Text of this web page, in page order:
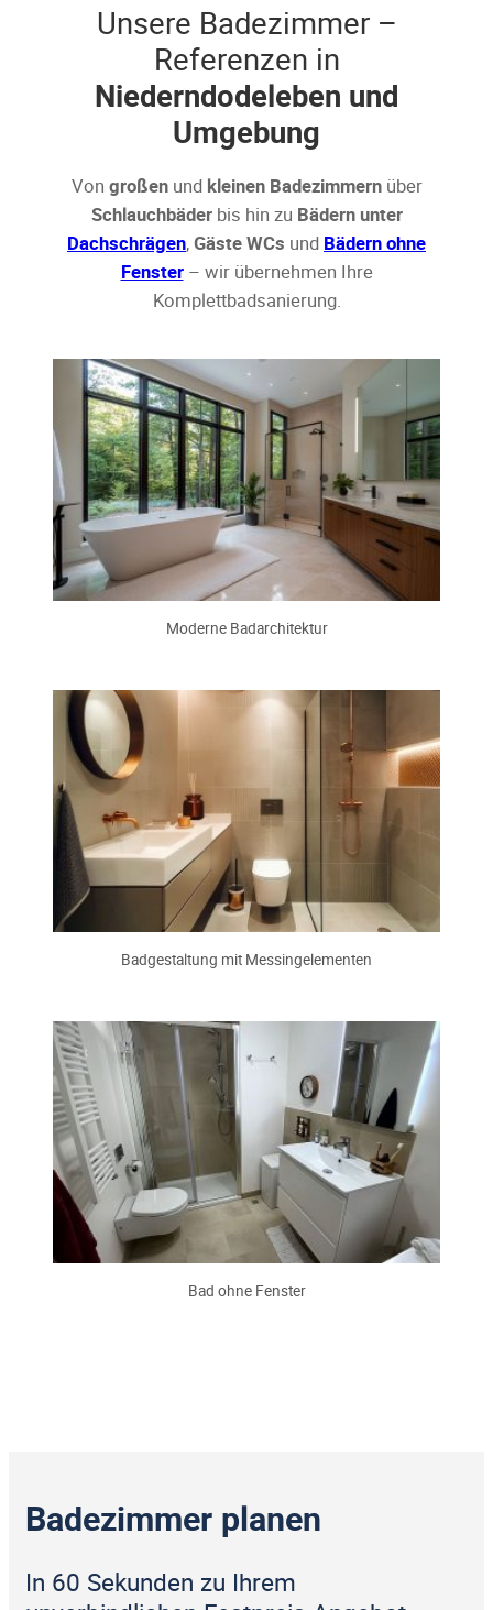
Unsere Badezimmer –
Referenzen in
Niederndodeleben und
Umgebung
Von großenund kleinen Badezimmernüber
Schlauchbäderbis hin zu Bädern unter
Dachschrägen,Gäste WCs und Bädern ohne
Fenster– wir übernehmen Ihre
Komplettbadsanierung.
Moderne Badarchitektur
Badgestaltung mit Messingelementen
Bad ohne Fenster
Badezimmer planen
In 60 Sekunden zu Ihrem